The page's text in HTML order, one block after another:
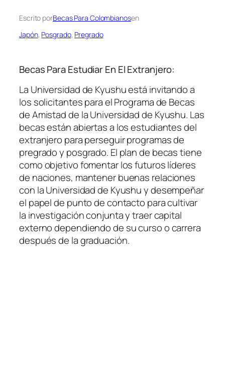
Escrito porBecas Para Colombianosen
Japón, Posgrado, Pregrado
Becas Para Estudiar En El Extranjero:
La Universidad de Kyushu está invitando a
los solicitantes para el Programa de Becas
de Amistad de la Universidad de Kyushu. Las
becas están abiertas a los estudiantes del
extranjero para perseguir programas de
pregrado y posgrado. El plan de becas tiene
como objetivo fomentar los futuros líderes
de naciones, mantener buenas relaciones
con la Universidad de Kyushu y desempeñar
el papel de punto de contacto para cultivar
la investigación conjunta y traer capital
externo dependiendo de su curso o carrera
después de la graduación.